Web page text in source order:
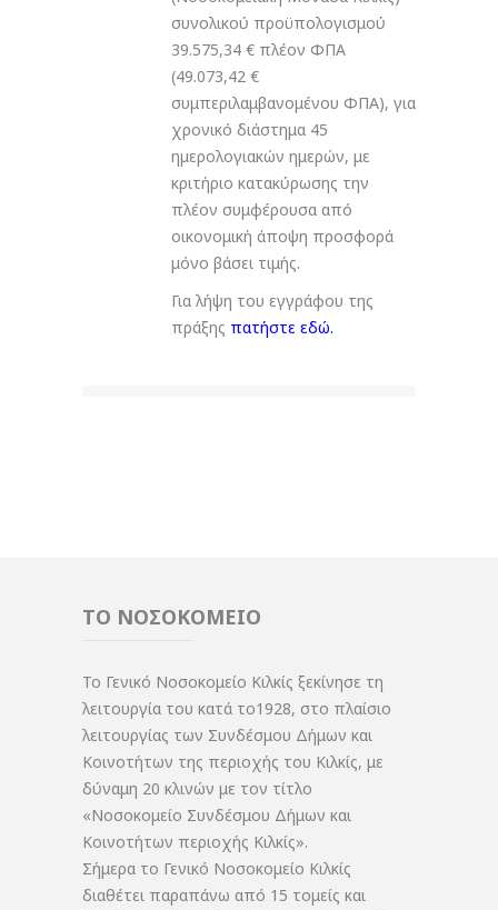
συνολικού προϋπολογισμού
39.575,34 € πλέον ΦΠΑ
(49.073,42 €
συμπεριλαμβανομένου ΦΠΑ), για
χρονικό διάστημα 45
ημερολογιακών ημερών, με
κριτήριο κατακύρωσης την
πλέον συμφέρουσα από
οικονομική άποψη προσφορά
μόνο βάσει τιμής.
Για λήψη του εγγράφου της
πράξης πατήστε εδώ.
ΤΟ ΝΟΣΟΚΟΜΕΙΟ
Το Γενικό Νοσοκομείο Κιλκίς ξεκίνησε τη
λειτουργία του κατά το1928, στο πλαίσιο
λειτουργίας των Συνδέσμου Δήμων και
Κοινοτήτων της περιοχής του Κιλκίς, με
δύναμη 20 κλινών με τον τίτλο
«Νοσοκομείο Συνδέσμου Δήμων και
Κοινοτήτων περιοχής Κιλκίς».
Σήμερα το Γενικό Νοσοκομείο Κιλκίς
διαθέτει παραπάνω από 15 τομείς και